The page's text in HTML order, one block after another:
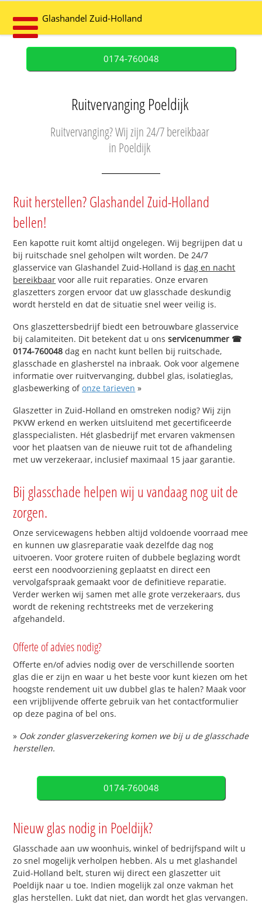
Glashandel Zuid-Holland
0174-760048
Ruitvervanging Poeldijk
Ruitvervanging? Wij zijn 24/7 bereikbaar
in Poeldijk
Ruit herstellen? Glashandel Zuid-Holland
bellen!
Een kapotte ruit komt altijd ongelegen. Wij begrijpen dat u
bij ruitschade snel geholpen wilt worden. De 24/7
glasservice van Glashandel Zuid-Holland isdag en nacht
bereikbaar voor alle ruit reparaties. Onze ervaren
glaszetters zorgen ervoor dat uw glasschade deskundig
wordt hersteld en dat de situatie snel weer veilig is.
Ons glaszettersbedrijf biedt een betrouwbare glasservice
bij calamiteiten. Dit betekent dat u onsservicenummer ☎
0174-760048 dag en nacht kunt bellen bij ruitschade,
glasschade en glasherstel na inbraak. Ook voor algemene
informatie over ruitvervanging, dubbel glas, isolatieglas,
glasbewerking ofonze tarieven »
Glaszetter in Zuid-Holland en omstreken nodig? Wij zijn
PKVW erkend en werken uitsluitend met gecertificeerde
glasspecialisten. Hét glasbedrijf met ervaren vakmensen
voor het plaatsen van de nieuwe ruit tot de afhandeling
met uw verzekeraar, inclusief maximaal 15 jaar garantie.
Bij glasschade helpen wij u vandaag nog uit de
zorgen.
Onze servicewagens hebben altijd voldoende voorraad mee
en kunnen uw glasreparatie vaak dezelfde dag nog
uitvoeren. Voor grotere ruiten of dubbele beglazing wordt
eerst een noodvoorziening geplaatst en direct een
vervolgafspraak gemaakt voor de definitieve reparatie.
Verder werken wij samen met alle grote verzekeraars, dus
wordt de rekening rechtstreeks met de verzekering
afgehandeld.
Offerte of advies nodig?
Offerte en/of advies nodig over de verschillende soorten
glas die er zijn en waar u het beste voor kunt kiezen om het
hoogste rendement uit uw dubbel glas te halen? Maak voor
een vrijblijvende offerte gebruik van het contactformulier
op deze pagina of bel ons.
» Ook zonder glasverzekering komen we bij u de glasschade
herstellen.
0174-760048
Nieuw glas nodig in Poeldijk?
Glasschade aan uw woonhuis, winkel of bedrijfspand wilt u
zo snel mogelijk verholpen hebben. Als u met glashandel
Zuid-Holland belt, sturen wij direct een glaszetter uit
Poeldijk naar u toe. Indien mogelijk zal onze vakman het
glas herstellen. Lukt dat niet, dan wordt het glas vervangen.